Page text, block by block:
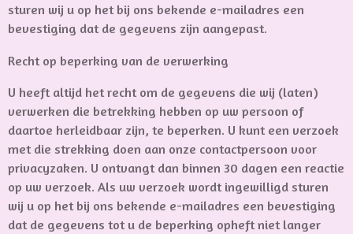
sturen wij u op het bij ons bekende e-mailadres een
bevestiging dat de gegevens zijn aangepast.
Recht op beperking van de verwerking
U heeft altijd het recht om de gegevens die wij (laten)
verwerken die betrekking hebben op uw persoon of
daartoe herleidbaar zijn, te beperken. U kunt een verzoek
met die strekking doen aan onze contactpersoon voor
privacyzaken. U ontvangt dan binnen 30 dagen een reactie
op uw verzoek. Als uw verzoek wordt ingewilligd sturen
wij u op het bij ons bekende e-mailadres een bevestiging
dat de gegevens tot u de beperking opheft niet langer